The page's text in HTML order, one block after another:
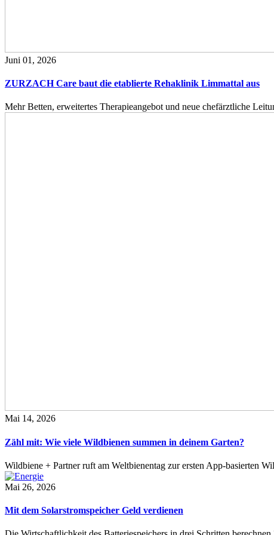
Juni 01, 2026
ZURZACH Care baut die etablierte Rehaklinik Limmattal aus
Mehr Betten, erweitertes Therapieangebot und neue chefärztliche
Mai 14, 2026
Zähl mit: Wie viele Wildbienen summen in deinem Garten?
Wildbiene + Partner ruft am Weltbienentag zur ersten App-basierten
Mai 26, 2026
Mit dem Solarstromspeicher Geld verdienen